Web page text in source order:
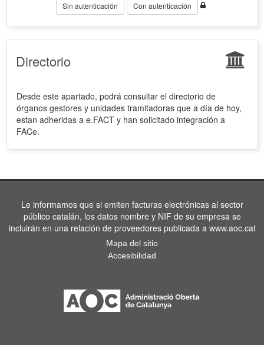
Sin autenticación Con autenticación
Directorio
Desde este apartado, podrá consultar el directorio de
órganos gestores y unidades tramitadoras que a día de hoy,
estan adheridas a e.FACT y han solicitado integración a
FACe.
Le informamos que si emiten facturas electrónicas al sector
público catalán, los datos nombre y NIF de su empresa se
incluirán en una relación de proveedores publicada a www.aoc.cat
Mapa del sitio
Accesibilidad